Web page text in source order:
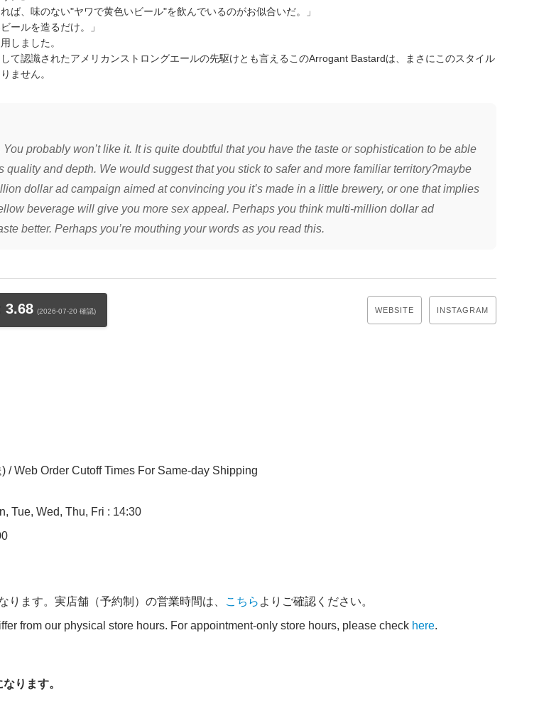
ば、味のない"ヤワで黄色いビール"を飲んでいるのがお似合いだ。」
ールを造るだけ。」
しました。
て認識されたアメリカンストロングエールの先駆けとも言えるこのArrogant Bastardは、まさにこのスタイル
ません。
probably won’t like it. It is quite doubtful that you have the taste or sophistication to be able
quality and depth. We would suggest that you stick to safer and more familiar territory?maybe
dollar ad campaign aimed at convincing you it’s made in a little brewery, or one that implies
beverage will give you more sex appeal. Perhaps you think multi-million dollar ad
better. Perhaps you’re mouthing your words as you read this.
(2026-07-20 確認) WEBSITE INSTAGRAM
/ Web Order Cutoff Times For Same-day Shipping
Tue, Wed, Thu, Fri : 14:30
ます。実店舗（予約制）の営業時間は、 こちら よりご確認ください。
from our physical store hours. For appointment-only store hours, please check here.
ります。